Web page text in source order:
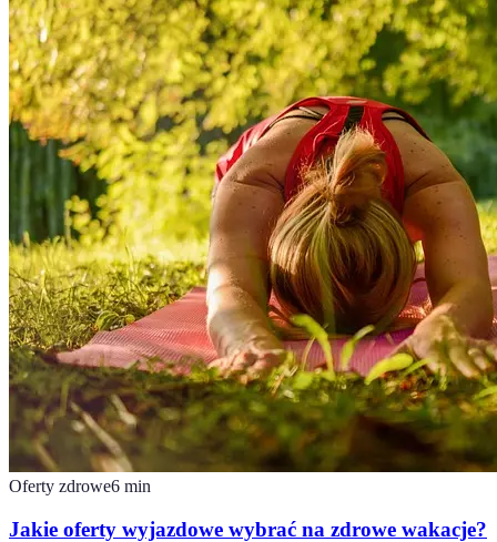
Oferty zdrowe6 min
Jakie oferty wyjazdowe wybrać na zdrowe wakacje?